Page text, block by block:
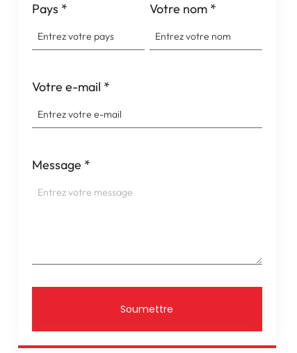
Pays * Votre nom *
Votre e-mail *
Message *
Soumettre